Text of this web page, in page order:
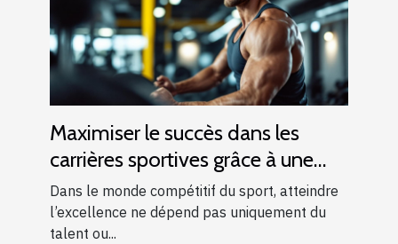
Maximiser le succès dans les
carrières sportives grâce à une
formation adéquate
Dans le monde compétitif du sport, atteindre
l’excellence ne dépend pas uniquement du
talent ou...